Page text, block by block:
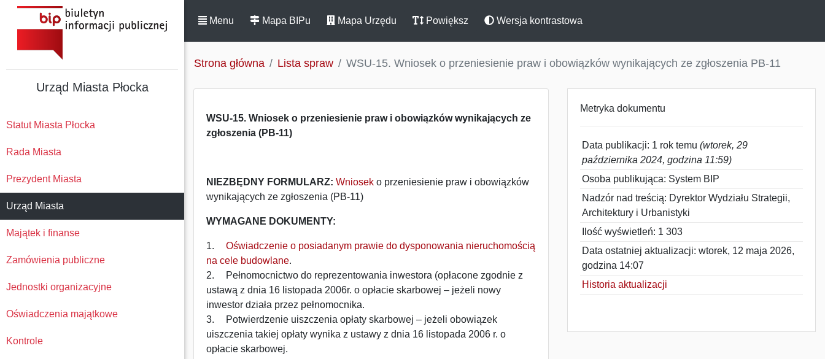
Urząd Miasta Płocka
Statut Miasta Płocka
Rada Miasta
Prezydent Miasta
Urząd Miasta
Majątek i finanse
Zamówienia publiczne
Jednostki organizacyjne
Oświadczenia majątkowe
Kontrole
Menu Mapa BIPu Mapa Urzędu Powiększ Wersja kontrastowa
Strona główna Lista spraw WSU-15. Wniosek o przeniesienie praw i obowiązków wynikających ze zgłoszenia PB-11
WSU-15. Wniosek o przeniesienie praw i obowiązków wynikających ze
zgłoszenia (PB-11)
NIEZBĘDNY FORMULARZ: Wniosek o przeniesienie praw i obowiązków
wynikających ze zgłoszenia (PB-11)
WYMAGANE DOKUMENTY:
1.
Oświadczenie o posiadanym prawie do dysponowania nieruchomością
na cele budowlane.
2.
Pełnomocnictwo do reprezentowania inwestora (opłacone zgodnie z
ustawą z dnia 16 listopada 2006r. o opłacie skarbowej – jeżeli nowy
inwestor działa przez pełnomocnika.
3.
Potwierdzenie uiszczenia opłaty skarbowej – jeżeli obowiązek
uiszczenia takiej opłaty wynika z ustawy z dnia 16 listopada 2006 r. o
opłacie skarbowej.
Metryka dokumentu
Data publikacji: 1 rok temu (wtorek, 29
października 2024, godzina 11:59)
Osoba publikująca: System BIP
Nadzór nad treścią: Dyrektor Wydziału Strategii,
Architektury i Urbanistyki
Ilość wyświetleń: 1 303
Data ostatniej aktualizacji: wtorek, 12 maja 2026,
godzina 14:07
Historia aktualizacji